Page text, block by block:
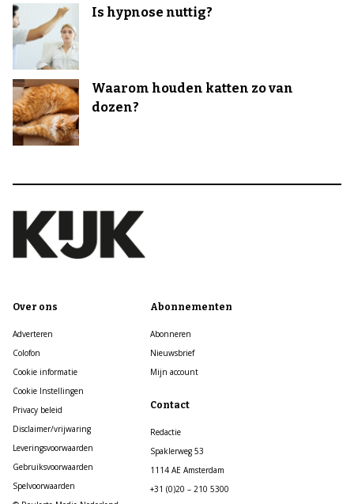
Is hypnose nuttig?
Waarom houden katten zo van
dozen?
Over ons
Adverteren
Colofon
Cookie informatie
Cookie Instellingen
Privacy beleid
Disclaimer/vrijwaring
Leveringsvoorwaarden
Gebruiksvoorwaarden
Spelvoorwaarden
Abonnementen
Abonneren
Nieuwsbrief
Mijn account
Contact
Redactie
Spaklerweg 53
1114 AE Amsterdam
+31 (0)20 – 210 5300